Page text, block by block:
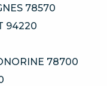
78570
94220
78700